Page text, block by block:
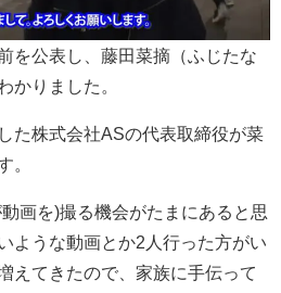
を公表し、藤田菜摘（ふじたな
かりました。
た株式会社ASの代表取締役が菜
。
画を)撮る機会がたまにあると思
ような動画とか2人行った方がい
えてきたので、家族に手伝って